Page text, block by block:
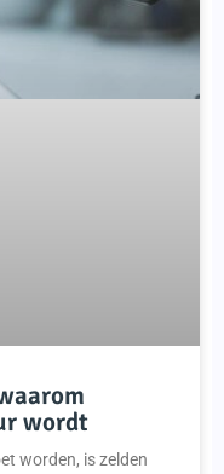
wordt
worden, is zelden